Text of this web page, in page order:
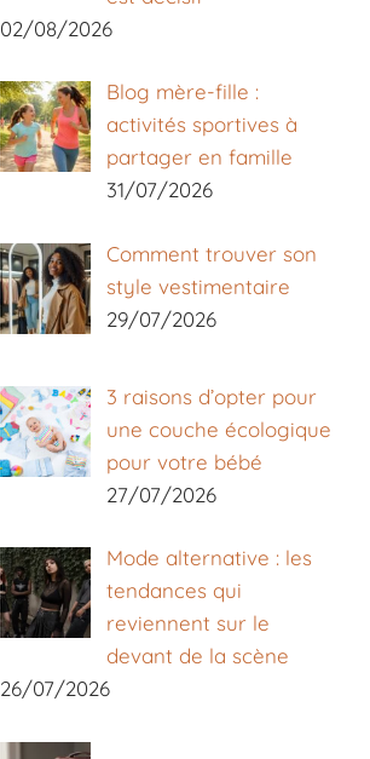
02/08/2026
Blog mère-fille :
activités sportives à
partager en famille
31/07/2026
Comment trouver son
style vestimentaire
29/07/2026
3 raisons d’opter pour
une couche écologique
pour votre bébé
27/07/2026
Mode alternative : les
tendances qui
reviennent sur le
devant de la scène
26/07/2026